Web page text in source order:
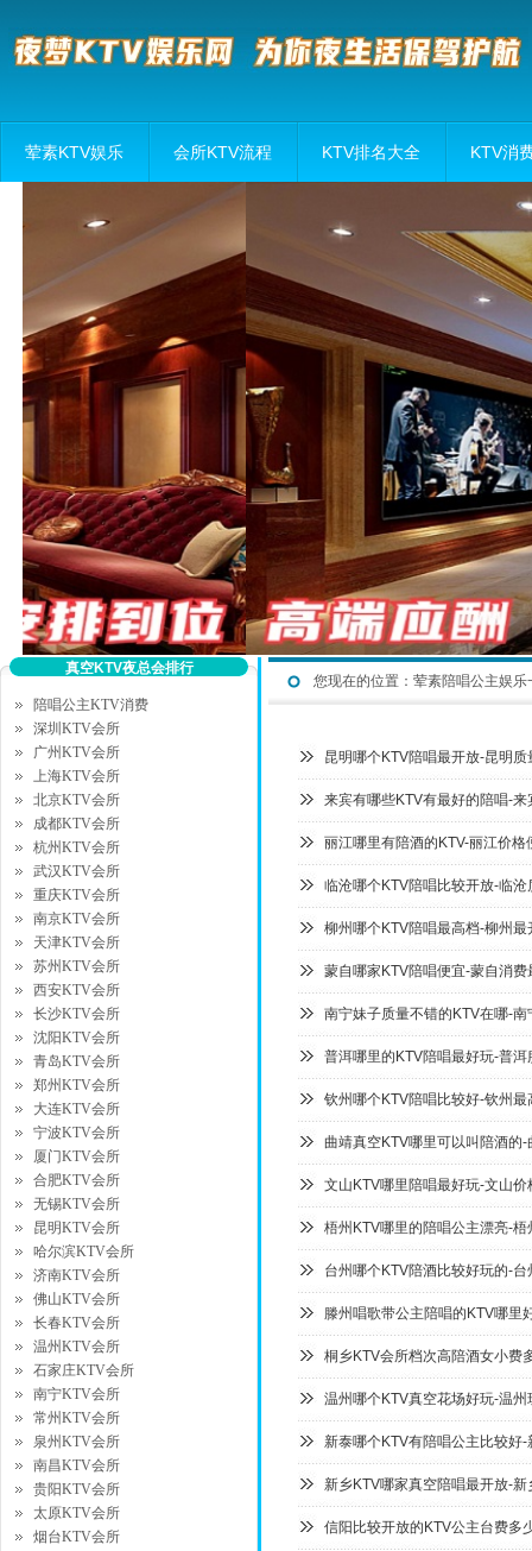
荤素KTV娱乐 会所KTV流程 KTV排名大全 KTV消
您现在的位置： 荤素陪唱公主娱乐
昆明哪个KTV陪唱最开放-昆明
来宾有哪些KTV有最好的陪唱-
丽江哪里有陪酒的KTV-丽江价
临沧哪个KTV陪唱比较开放-临
柳州哪个KTV陪唱最高档-柳州
蒙自哪家KTV陪唱便宜-蒙自消
南宁妹子质量不错的KTV在哪-
普洱哪里的KTV陪唱最好玩-普
钦州哪个KTV陪唱比较好-钦州
曲靖真空KTV哪里可以叫陪酒的
文山KTV哪里陪唱最好玩-文山
梧州KTV哪里的陪唱公主漂亮-
台州哪个KTV陪酒比较好玩的-
滕州唱歌带公主陪唱的KTV哪里
桐乡KTV会所档次高陪酒女小费
温州哪个KTV真空花场好玩-温
新泰哪个KTV有陪唱公主比较好
新乡KTV哪家真空陪唱最开放-
信阳比较开放的KTV公主台费多
真空KTV夜总会排行
陪唱公主KTV消费
深圳KTV会所
广州KTV会所
上海KTV会所
北京KTV会所
成都KTV会所
杭州KTV会所
武汉KTV会所
重庆KTV会所
南京KTV会所
天津KTV会所
苏州KTV会所
西安KTV会所
长沙KTV会所
沈阳KTV会所
青岛KTV会所
郑州KTV会所
大连KTV会所
宁波KTV会所
厦门KTV会所
合肥KTV会所
无锡KTV会所
昆明KTV会所
哈尔滨KTV会所
济南KTV会所
佛山KTV会所
长春KTV会所
温州KTV会所
石家庄KTV会所
南宁KTV会所
常州KTV会所
泉州KTV会所
南昌KTV会所
贵阳KTV会所
太原KTV会所
烟台KTV会所